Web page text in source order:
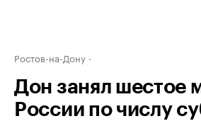
Ростов-на-Дону
Дон занял шестое
России по числу